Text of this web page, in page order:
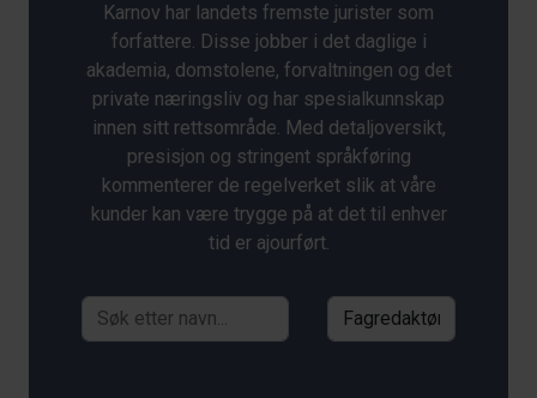
Karnov har landets fremste jurister som
forfattere. Disse jobber i det daglige i
akademia, domstolene, forvaltningen og det
private næringsliv og har spesialkunnskap
innen sitt rettsområde. Med detaljoversikt,
presisjon og stringent språkføring
kommenterer de regelverket slik at våre
kunder kan være trygge på at det til enhver
tid er ajourført.